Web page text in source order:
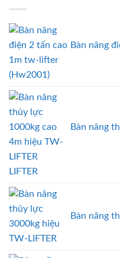
Bàn nâng
(Hw2001)
Bàn nâng
LIFTER
Bàn nâng